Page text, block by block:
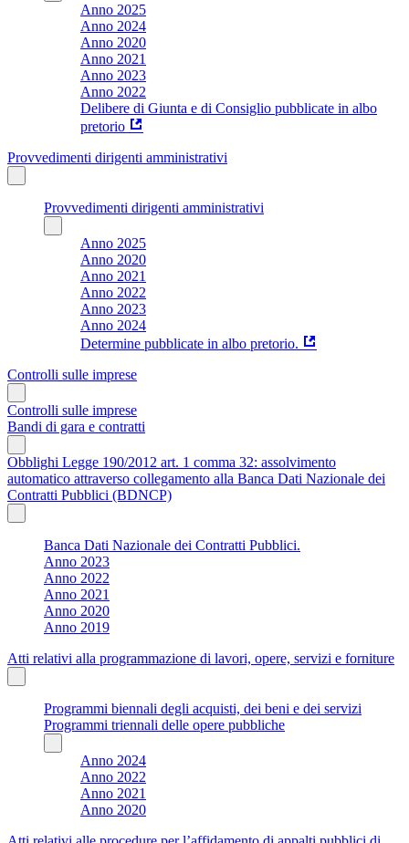
Anno 2025
Anno 2024
Anno 2020
Anno 2021
Anno 2023
Anno 2022
Delibere di Giunta e di Consiglio pubblicate in albo
pretorio
Provvedimenti dirigenti amministrativi
Provvedimenti dirigenti amministrativi
Anno 2025
Anno 2020
Anno 2021
Anno 2022
Anno 2023
Anno 2024
Determine pubblicate in albo pretorio.
Controlli sulle imprese
Controlli sulle imprese
Bandi di gara e contratti
Obblighi Legge 190/2012 art. 1 comma 32: assolvimento
automatico attraverso collegamento alla Banca Dati Nazionale dei
Contratti Pubblici (BDNCP)
Banca Dati Nazionale dei Contratti Pubblici.
Anno 2023
Anno 2022
Anno 2021
Anno 2020
Anno 2019
Atti relativi alla programmazione di lavori, opere, servizi e forniture
Programmi biennali degli acquisti, dei beni e dei servizi
Programmi triennali delle opere pubbliche
Anno 2024
Anno 2022
Anno 2021
Anno 2020